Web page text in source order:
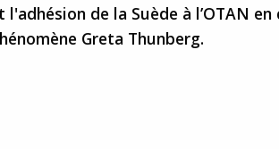
l'adhésion de la Suède à l’OTAN
Greta Thunberg.